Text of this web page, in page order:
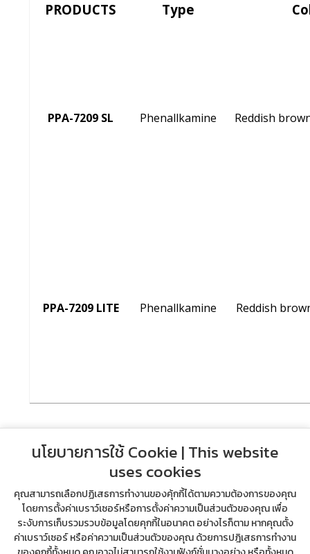
PRODUCTS Type
PPA-7209 SL Phenallkamine Reddish
PPA-7209 LITE Phenallkamine Reddish
นโยบายการใช้ Cookie | This website
uses cookies
คุณสามารถเลือกปฏิเสธการทำงานของคุ้กกี้ได้ตามความต้องการของคุณ
โดยการตั้งค่าเบราว์เซอร์หรือการตั้งค่าความเป็นส่วนตัวของคุณ เพื่อ
ระงับการเก็บรวมรวบข้อมูลโดยคุกกี้ในอนาคต อย่างไรก็ตาม หากคุณตั้ง
ค่าเบราว์เซอร์ หรือค่าความเป็นส่วนตัวของคุณ ด้วยการปฎิเสธการทำงาน